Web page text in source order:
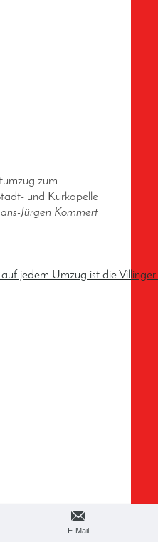
zum
und Kurkapelle
Jürgen Kommert
E-Mail